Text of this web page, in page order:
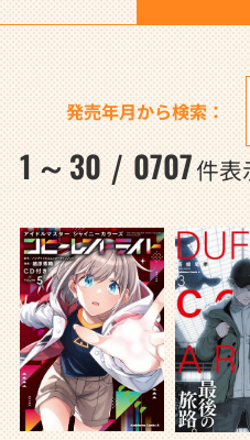
1 ～ 30 / 0707件表
発売年月から検索：